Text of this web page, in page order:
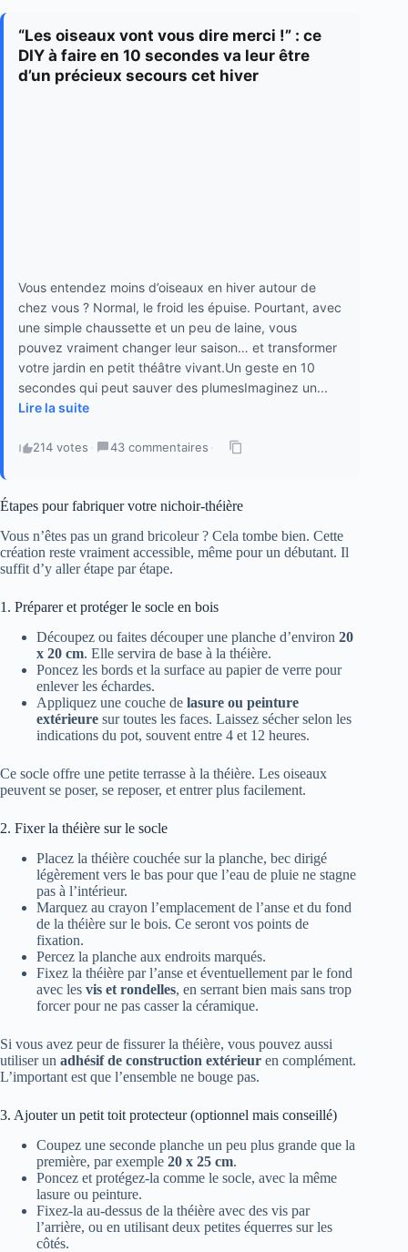
“Les oiseaux vont vous dire merci !” : ce
DIY à faire en 10 secondes va leur être
d’un précieux secours cet hiver
Vous entendez moins d’oiseaux en hiver autour de
chez vous ? Normal, le froid les épuise. Pourtant, avec
une simple chaussette et un peu de laine, vous
pouvez vraiment changer leur saison… et transformer
votre jardin en petit théâtre vivant.Un geste en 10
secondes qui peut sauver des plumesImaginez un...
Lire la suite
214 votes · 43 commentaires ·
Étapes pour fabriquer votre nichoir-théière
Vous n’êtes pas un grand bricoleur ? Cela tombe bien. Cette
création reste vraiment accessible, même pour un débutant. Il
suffit d’y aller étape par étape.
1. Préparer et protéger le socle en bois
Découpez ou faites découper une planche d’environ 20
x 20 cm. Elle servira de base à la théière.
Poncez les bords et la surface au papier de verre pour
enlever les échardes.
Appliquez une couche de lasure ou peinture
extérieure sur toutes les faces. Laissez sécher selon les
indications du pot, souvent entre 4 et 12 heures.
Ce socle offre une petite terrasse à la théière. Les oiseaux
peuvent se poser, se reposer, et entrer plus facilement.
2. Fixer la théière sur le socle
Placez la théière couchée sur la planche, bec dirigé
légèrement vers le bas pour que l’eau de pluie ne stagne
pas à l’intérieur.
Marquez au crayon l’emplacement de l’anse et du fond
de la théière sur le bois. Ce seront vos points de
fixation.
Percez la planche aux endroits marqués.
Fixez la théière par l’anse et éventuellement par le fond
avec les vis et rondelles, en serrant bien mais sans trop
forcer pour ne pas casser la céramique.
Si vous avez peur de fissurer la théière, vous pouvez aussi
utiliser un adhésif de construction extérieur en complément.
L’important est que l’ensemble ne bouge pas.
3. Ajouter un petit toit protecteur (optionnel mais conseillé)
Coupez une seconde planche un peu plus grande que la
première, par exemple 20 x 25 cm.
Poncez et protégez-la comme le socle, avec la même
lasure ou peinture.
Fixez-la au-dessus de la théière avec des vis par
l’arrière, ou en utilisant deux petites équerres sur les
côtés.